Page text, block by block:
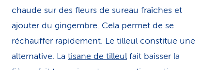
chaude sur des fleurs de sureau fraîches et
ajouter du gingembre. Cela permet de se
réchauffer rapidement. Le tilleul constitue une
alternative. La tisane de tilleul fait baisser la